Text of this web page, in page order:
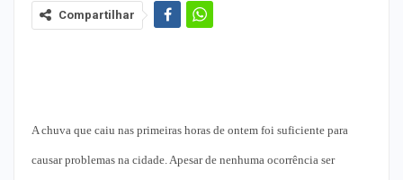
Compartilhar
A chuva que caiu nas primeiras horas de ontem foi suficiente para
causar problemas na cidade. Apesar de nenhuma ocorrência ser